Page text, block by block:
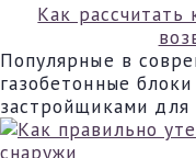
Как рассчитать
Популярные в
газобетонные
застройщиками